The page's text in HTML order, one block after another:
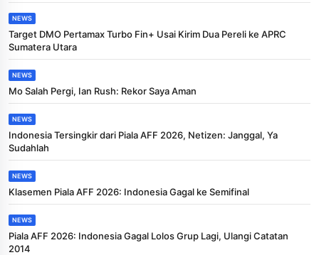
NEWS
Target DMO Pertamax Turbo Fin+ Usai Kirim Dua Pereli ke APRC
Sumatera Utara
NEWS
Mo Salah Pergi, Ian Rush: Rekor Saya Aman
NEWS
Indonesia Tersingkir dari Piala AFF 2026, Netizen: Janggal, Ya
Sudahlah
NEWS
Klasemen Piala AFF 2026: Indonesia Gagal ke Semifinal
NEWS
Piala AFF 2026: Indonesia Gagal Lolos Grup Lagi, Ulangi Catatan
2014